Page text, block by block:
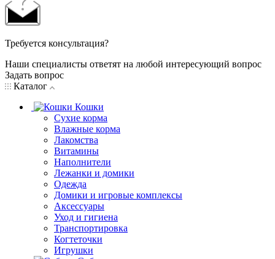
Требуется консультация?
Наши специалисты ответят на любой интересующий вопрос
Задать вопрос
Каталог
Кошки
Сухие корма
Влажные корма
Лакомства
Витамины
Наполнители
Лежанки и домики
Одежда
Домики и игровые комплексы
Аксессуары
Уход и гигиена
Транспортировка
Когтеточки
Игрушки